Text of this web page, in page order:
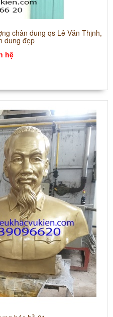
chân dung qs Lê Văn Thịnh,
dung đẹp
hệ